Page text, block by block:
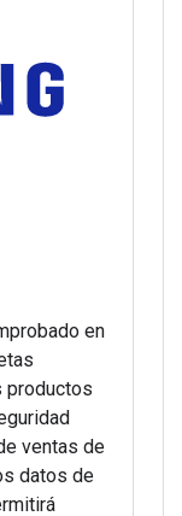
en
productos
ventas de
datos de